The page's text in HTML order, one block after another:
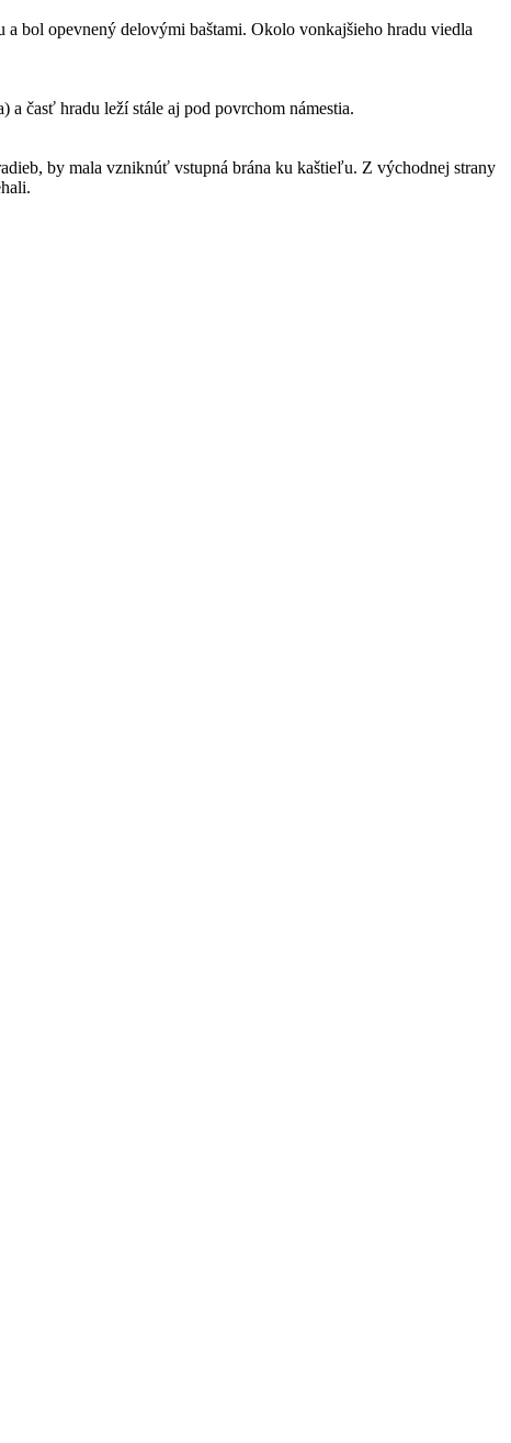
bol opevnený delovými baštami. Okolo vonkajšieho hradu viedla
a časť hradu leží stále aj pod povrchom námestia.
by mala vzniknúť vstupná brána ku kaštieľu. Z východnej strany